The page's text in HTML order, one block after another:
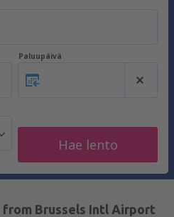
Paluupäivä
Hae lento
Brussels Intl Airport